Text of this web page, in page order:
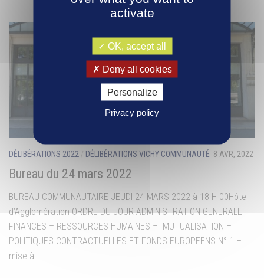
DÉLIBÉRATIONS 2022 / DÉLIBÉRATIONS VICHY COMMUNAUTÉ 8 AVR, 2022
Bureau du 24 mars 2022
BUREAU COMMUNAUTAIRE JEUDI 24 MARS 2022 à 18 H 00Hôtel
d’Agglomération ORDRE DU JOUR ADMINISTRATION GENERALE –
FINANCES – RESSOURCES HUMAINES – MUTUALISATION –
POLITIQUES CONTRACTUELLES ET FONDS EUROPEENS N° 1 –
mise à...
activate
OK, accept all
Deny all cookies
Personalize
Privacy policy